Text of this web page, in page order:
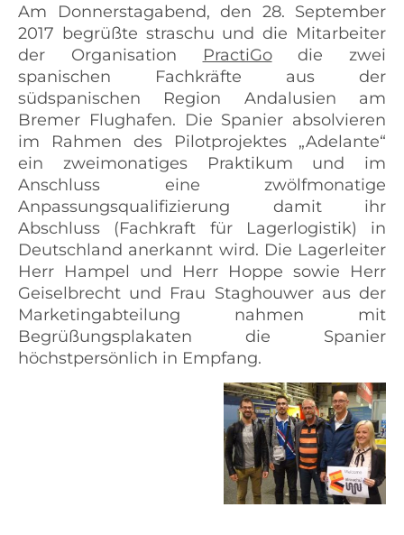
Am Donnerstagabend, den 28. September
2017 begrüßte straschu und die Mitarbeiter
der Organisation
PractiGodie zwei
spanischen Fachkräfte aus der
südspanischen Region Andalusien am
Bremer Flughafen. Die Spanier absolvieren
im Rahmen des Pilotprojektes „Adelante“
ein zweimonatiges Praktikum und im
Anschluss eine zwölfmonatige
Anpassungsqualifizierung damit ihr
Abschluss (Fachkraft für Lagerlogistik) in
Deutschland anerkannt wird. Die Lagerleiter
Herr Hampel und Herr Hoppe sowie Herr
Geiselbrecht und Frau Staghouwer aus der
Marketingabteilung nahmen mit
Begrüßungsplakaten die Spanier
höchstpersönlich in Empfang.